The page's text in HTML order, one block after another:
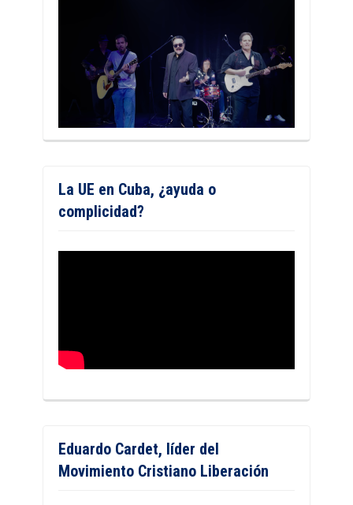
La UE en Cuba, ¿ayuda o
complicidad?
Eduardo Cardet, líder del
Movimiento Cristiano Liberación